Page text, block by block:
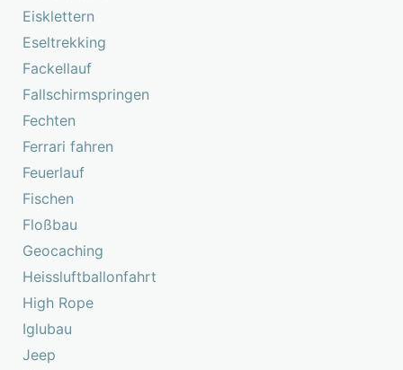
Eisklettern
Eseltrekking
Fackellauf
Fallschirmspringen
Fechten
Ferrari fahren
Feuerlauf
Fischen
Floßbau
Geocaching
Heissluftballonfahrt
High Rope
Iglubau
Jeep